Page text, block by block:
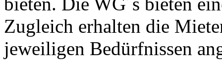
Zugleich erhalten die
jeweiligen Bedürfnissen